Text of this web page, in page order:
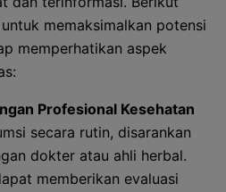
memaksimalkan potensi
memperhatikan aspek
Profesional Kesehatan
secara rutin, disarankan
dokter atau ahli herbal.
memberikan evaluasi